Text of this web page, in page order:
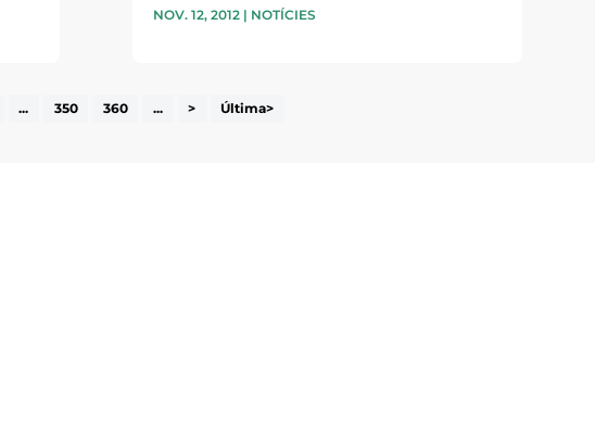
NOV. 12, 2012| NOTÍCIES
... 350 360 ... > Última>